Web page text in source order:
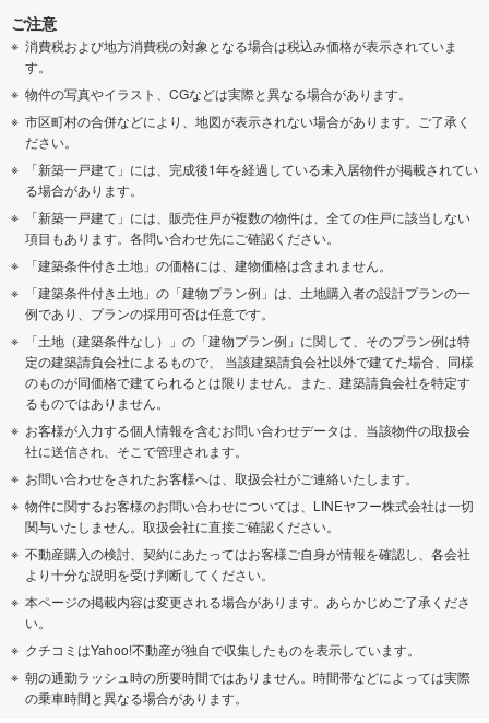
ご注意
消費税および地方消費税の対象となる場合は税込み価格が表示されていま
す。
物件の写真やイラスト、CGなどは実際と異なる場合があります。
市区町村の合併などにより、地図が表示されない場合があります。ご了承く
ださい。
「新築一戸建て」には、完成後1年を経過している未入居物件が掲載されてい
る場合があります。
「新築一戸建て」には、販売住戸が複数の物件は、全ての住戸に該当しない
項目もあります。各問い合わせ先にご確認ください。
「建築条件付き土地」の価格には、建物価格は含まれません。
「建築条件付き土地」の「建物プラン例」は、土地購入者の設計プランの一
例であり、プランの採用可否は任意です。
「土地（建築条件なし）」の「建物プラン例」に関して、そのプラン例は特
定の建築請負会社によるもので、 当該建築請負会社以外で建てた場合、同様
のものが同価格で建てられるとは限りません。また、建築請負会社を特定す
るものではありません。
お客様が入力する個人情報を含むお問い合わせデータは、当該物件の取扱会
社に送信され、そこで管理されます。
お問い合わせをされたお客様へは、取扱会社がご連絡いたします。
物件に関するお客様のお問い合わせについては、LINEヤフー株式会社は一切
関与いたしません。取扱会社に直接ご確認ください。
不動産購入の検討、契約にあたってはお客様ご自身が情報を確認し、各会社
より十分な説明を受け判断してください。
本ページの掲載内容は変更される場合があります。あらかじめご了承くださ
い。
クチコミはYahoo!不動産が独自で収集したものを表示しています。
朝の通勤ラッシュ時の所要時間ではありません。時間帯などによっては実際
の乗車時間と異なる場合があります。